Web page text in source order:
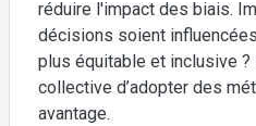
réduire l'impact des biais.
décisions soient
plus équitable et inclusive
collective d’adopter des
avantage.